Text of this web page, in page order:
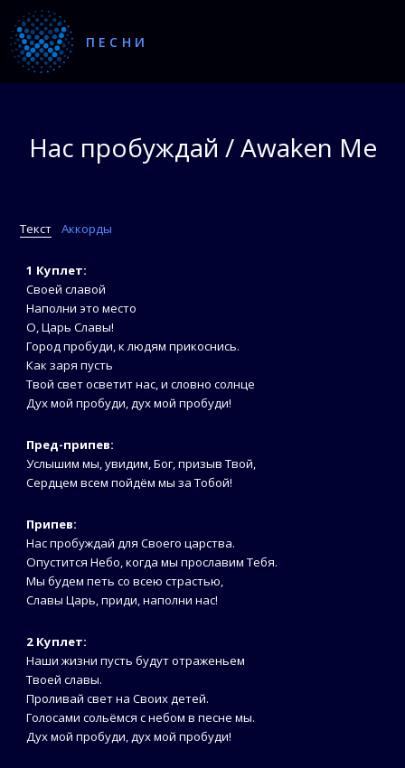
ПЕСНИ
Нас пробуждай / Awaken Me
Текст Аккорды
1 Куплет:
Своей славой
Наполни это место
О, Царь Славы!
Город пробуди, к людям прикоснись.
Как заря пусть
Твой свет осветит нас, и словно солнце
Дух мой пробуди, дух мой пробуди!
Пред-припев:
Услышим мы, увидим, Бог, призыв Твой,
Сердцем всем пойдём мы за Тобой!
Припев:
Нас пробуждай для Своего царства.
Опустится Небо, когда мы прославим Тебя.
Мы будем петь со всею страстью,
Славы Царь, приди, наполни нас!
2 Куплет:
Наши жизни пусть будут отраженьем
Твоей славы.
Проливай свет на Своих детей.
Голосами сольёмся с небом в песне мы.
Дух мой пробуди, дух мой пробуди!